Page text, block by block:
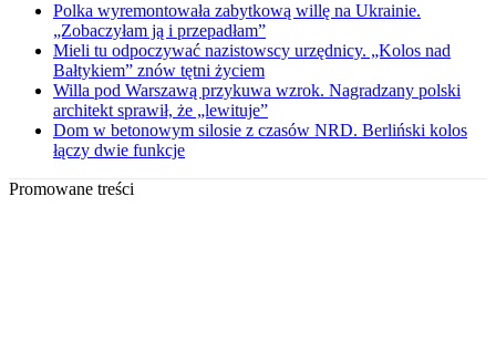
Polka wyremontowała zabytkową willę na Ukrainie.
„Zobaczyłam ją i przepadłam”
Mieli tu odpoczywać nazistowscy urzędnicy. „Kolos nad
Bałtykiem” znów tętni życiem
Willa pod Warszawą przykuwa wzrok. Nagradzany polski
architekt sprawił, że „lewituje”
Dom w betonowym silosie z czasów NRD. Berliński kolos
łączy dwie funkcje
Promowane treści